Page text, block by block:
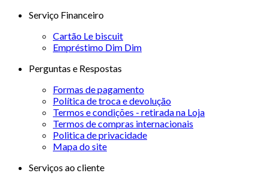
Serviço Financeiro
Cartão Le biscuit
Empréstimo Dim Dim
Perguntas e Respostas
Formas de pagamento
Política de troca e devolução
Termos e condições - retirada na Loja
Termos de compras internacionais
Politica de privacidade
Mapa do site
Serviços ao cliente